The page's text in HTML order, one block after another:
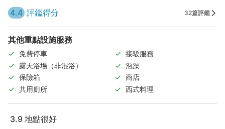
4.4 評鑑得分 32篇評鑑
其他重點設施服務
免費停車
接駁服務
露天浴場（非混浴）
泡澡
保險箱
商店
共用廁所
西式料理
3.9 地點很好